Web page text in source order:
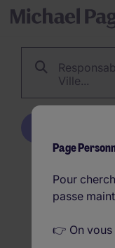
Ville...
93
en
Page
Pour
passe
👉 On vous